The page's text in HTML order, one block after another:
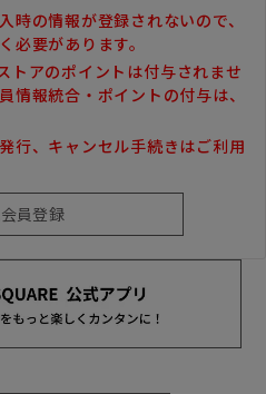
の情報が登録されないので、
必要があります。
アのポイントは付与されませ
情報統合・ポイントの付与は、
行、キャンセル手続きはご利用